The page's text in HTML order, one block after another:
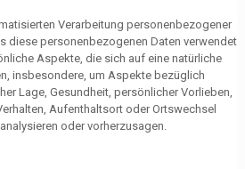
Verarbeitung personenbezogener
diese personenbezogenen Daten verwendet
Aspekte, die sich auf eine natürliche
insbesondere, um Aspekte bezüglich
Lage, Gesundheit, persönlicher Vorlieben,
Aufenthaltsort oder Ortswechsel
oder vorherzusagen.